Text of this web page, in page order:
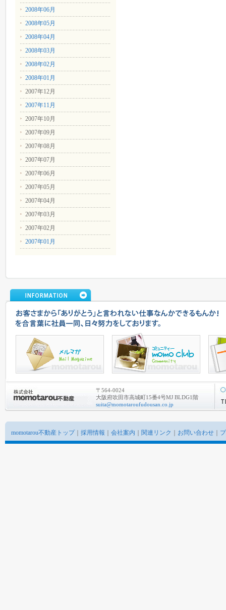
2008年06月
2008年05月
2008年04月
2008年03月
2008年02月
2008年01月
2007年12月
2007年11月
2007年10月
2007年09月
2007年08月
2007年07月
2007年06月
2007年05月
2007年04月
2007年03月
2007年02月
2007年01月
〒564-0024
大阪府吹田市高城町15番4号MJ BLDG1階
suita@momotaroufudousan.co.jp
momotarou不動産トップ｜ 採用情報 会社案内 関連リンク お問い合わせ